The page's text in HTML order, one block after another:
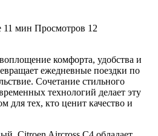
11 мин Просмотров 12
комфорта, удобства и
ежедневные поездки по
Сочетание стильного
технологий делает эту
для тех, кто ценит качество и